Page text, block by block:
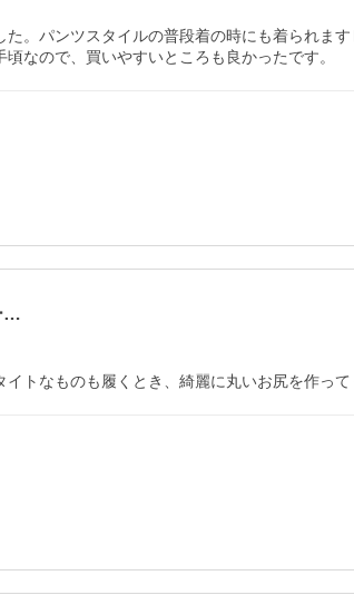
。パンツスタイルの普段着の時にも着られま
なので、買いやすいところも良かったです。
…
トなものも履くとき、綺麗に丸いお尻を作っ